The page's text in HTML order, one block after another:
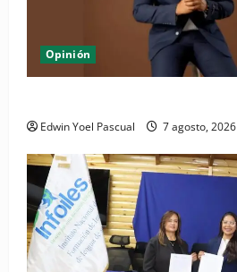
Opinión
Edwin Yoel Pascual 7 agosto, 2026